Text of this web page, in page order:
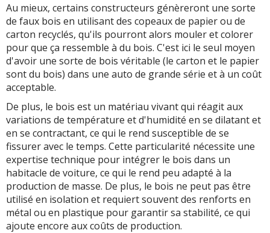
Au mieux, certains constructeurs génèreront une sorte
de faux bois en utilisant des copeaux de papier ou de
carton recyclés, qu'ils pourront alors mouler et colorer
pour que ça ressemble à du bois. C'est ici le seul moyen
d'avoir une sorte de bois véritable (le carton et le papier
sont du bois) dans une auto de grande série et à un coût
acceptable.
De plus, le bois est un matériau vivant qui réagit aux
variations de température et d'humidité en se dilatant et
en se contractant, ce qui le rend susceptible de se
fissurer avec le temps. Cette particularité nécessite une
expertise technique pour intégrer le bois dans un
habitacle de voiture, ce qui le rend peu adapté à la
production de masse. De plus, le bois ne peut pas être
utilisé en isolation et requiert souvent des renforts en
métal ou en plastique pour garantir sa stabilité, ce qui
ajoute encore aux coûts de production.